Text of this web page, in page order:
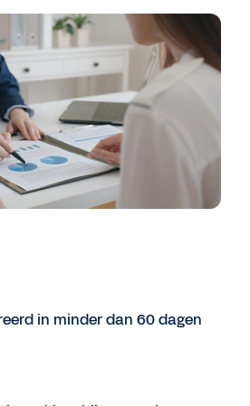
in minder dan 60 dagen